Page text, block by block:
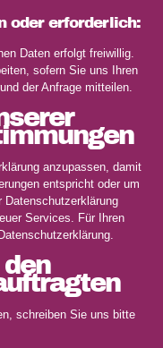
oder erforderlich:
Daten erfolgt freiwillig.
sofern Sie uns Ihren
der Anfrage mitteilen.
anzupassen, damit
entspricht oder um
Datenschutzerklärung
Services. Für Ihren
schreiben Sie uns bitte